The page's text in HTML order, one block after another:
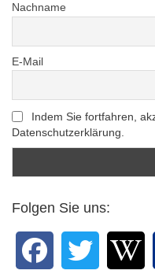
Nachname
E-Mail
Indem Sie fortfahren,
Datenschutzerklärung.
Folgen Sie uns: